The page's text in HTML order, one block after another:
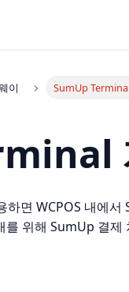
이 SumUp
면 WCPOS 내에
위해 SumUp 결